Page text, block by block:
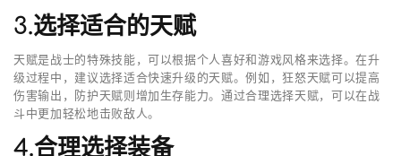
3.选择适合的天赋
天赋是战士的特殊技能，可以根据个人喜好和游戏风格来选择。在升
级过程中，建议选择适合快速升级的天赋。例如，狂怒天赋可以提高
伤害输出，防护天赋则增加生存能力。通过合理选择天赋，可以在战
斗中更加轻松地击败敌人。
4.合理选择装备